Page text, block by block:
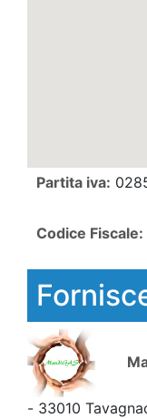
Partita iva:
Codice Fiscale:
- 33010